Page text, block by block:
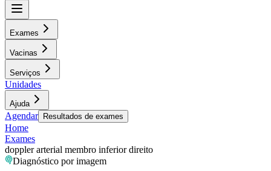
Exames
Vacinas
Serviços
Unidades
Ajuda
Agendar Resultados de exames
Home
Exames
doppler arterial membro inferior direito
Diagnóstico por imagem